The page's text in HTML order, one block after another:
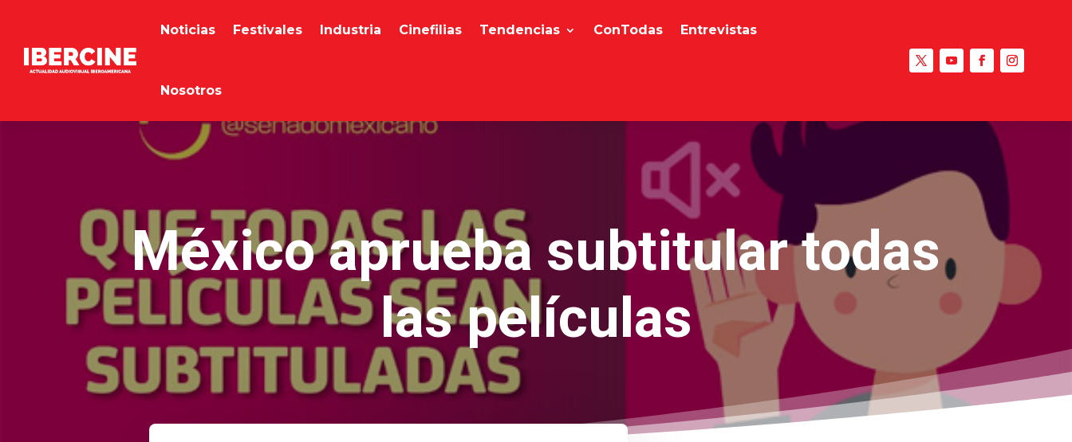
Noticias Festivales Industria Cinefilias Tendencias ConTodas Entrevistas
Nosotros
México aprueba subtitular todas
las películas